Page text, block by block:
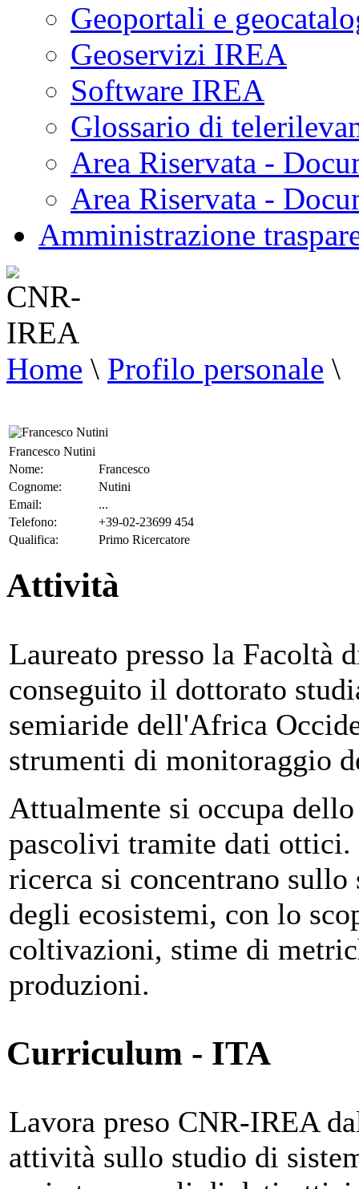
Geoportali e
Geoservizi IREA
Software IREA
Glossario di
Area Riservata -
Area Riservata -
Amministrazione
Home \ Profilo personale \
Francesco Nutini
Nome:
Francesco
Cognome:
Nutini
Email:
...
Telefono:
+39-02-23699 454
Qualifica:
Primo Ricercatore
Attività
Laureato presso la Facoltà
conseguito il dottorato
semiaride dell'Africa
strumenti di monitoraggio
Attualmente si occupa
pascolivi tramite dati
ricerca si concentrano
degli ecosistemi, con lo
coltivazioni, stime di
produzioni.
Curriculum - ITA
Lavora preso CNR-IREA
attività sullo studio di